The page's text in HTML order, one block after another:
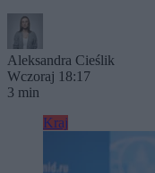
Aleksandra Cieślik
Wczoraj 18:17
3 min
Kraj